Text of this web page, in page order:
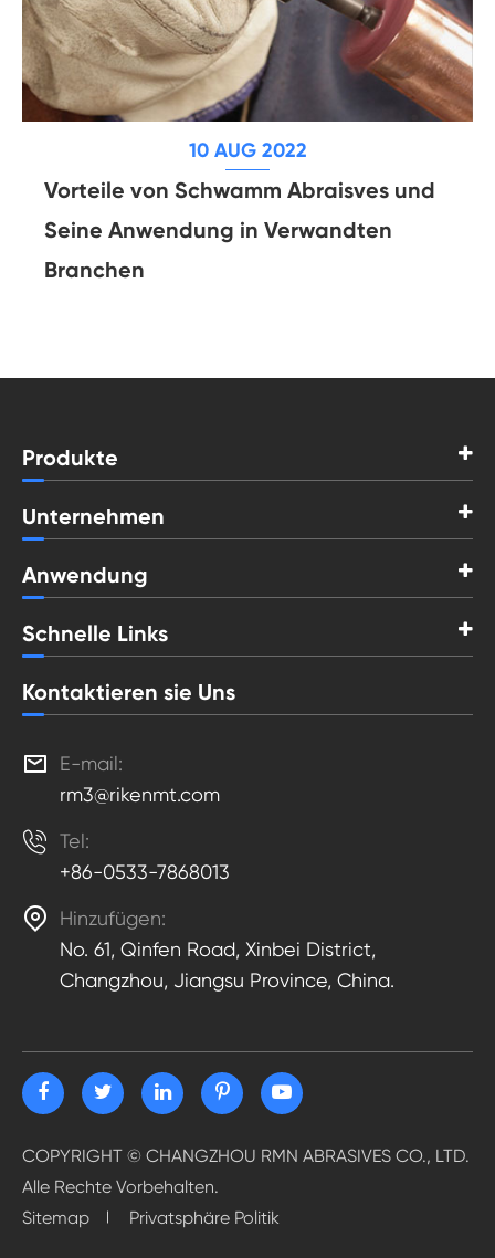
10 AUG 2022
Vorteile von Schwamm Abraisves und
Seine Anwendung in Verwandten
Branchen
Produkte
Unternehmen
Anwendung
Schnelle Links
Kontaktieren sie Uns

E-mail:
rm3@rikenmt.com
 Tel:
+86-0533-7868013

Hinzufügen:
No. 61, Qinfen Road, Xinbei District,
Changzhou, Jiangsu Province, China.
COPYRIGHT © CHANGZHOU RMN ABRASIVES CO., LTD.
Alle Rechte Vorbehalten.
Sitemap
Privatsphäre Politik